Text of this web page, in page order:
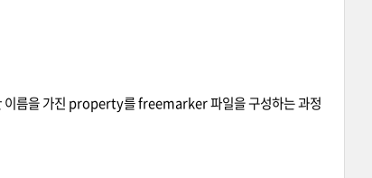
름을 가진 property를 freemarker 파일을 구성하는 과정